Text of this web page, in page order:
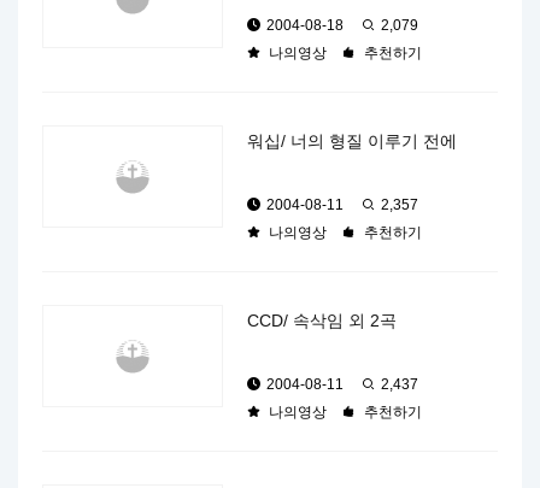
2004-08-18
2,079
나의영상
추천하기
워십/ 너의 형질 이루기 전에
2004-08-11
2,357
나의영상
추천하기
CCD/ 속삭임 외 2곡
2004-08-11
2,437
나의영상
추천하기